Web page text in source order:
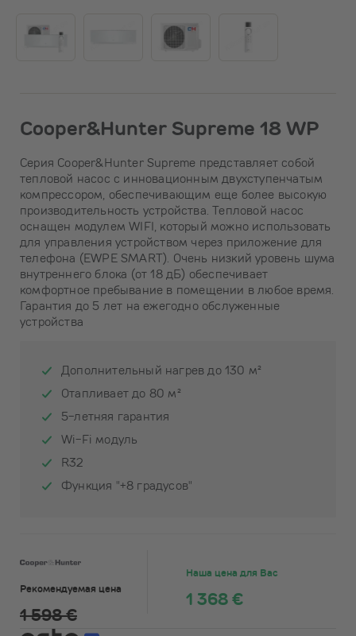
Cooper&Hunter Supreme 18 WP
Серия Cooper&Hunter Supreme представляет собой
тепловой насос с инновационным двухступенчатым
компрессором, обеспечивающим еще более высокую
производительность устройства. Тепловой насос
оснащен модулем WIFI, который можно использовать
для управления устройством через приложение для
телефона (EWPE SMART). Очень низкий уровень шума
внутреннего блока (от 18 дБ) обеспечивает
комфортное пребывание в помещении в любое время.
Гарантия до 5 лет на ежегодно обслуженные
устройства
Дополнительный нагрев до 130 м²
Отапливает до 80 м²
5-летняя гарантия
Wi-Fi модуль
R32
Функция "+8 градусов"
Рекомендуемая цена
1 598 €
Наша цена для Вас
1 368 €